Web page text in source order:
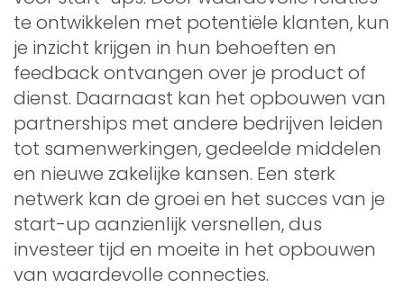
te ontwikkelen met potentiële klanten, kun
je inzicht krijgen in hun behoeften en
feedback ontvangen over je product of
dienst. Daarnaast kan het opbouwen van
partnerships met andere bedrijven leiden
tot samenwerkingen, gedeelde middelen
en nieuwe zakelijke kansen. Een sterk
netwerk kan de groei en het succes van je
start-up aanzienlijk versnellen, dus
investeer tijd en moeite in het opbouwen
van waardevolle connecties.